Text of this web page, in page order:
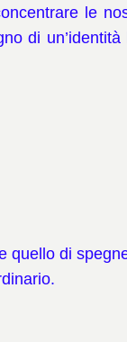
le
di
di